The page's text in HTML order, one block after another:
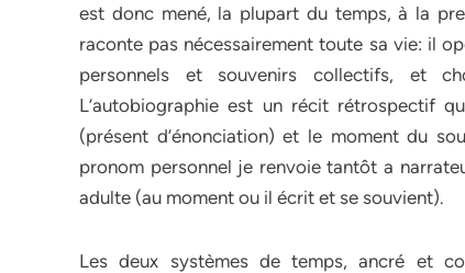
est donc mené, la plupart du temps, à la
raconte pas nécessairement toute sa vie: il
personnels et souvenirs collectifs, et
L’autobiographie est un récit rétrospectif
(présent d’énonciation) et le moment du
pronom personnel je renvoie tantôt a
adulte (au moment ou il écrit et se souvient).
Les deux systèmes de temps, ancré et